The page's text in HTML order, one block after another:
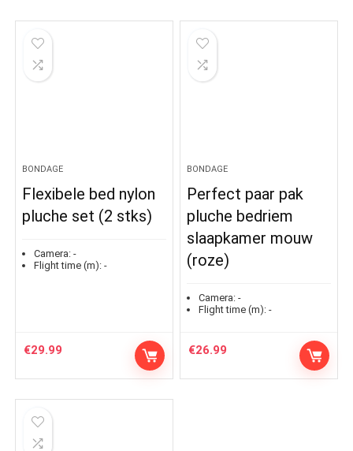
BONDAGE
Flexibele bed nylon
pluche set (2 stks)
Camera: -
Flight time (m): -
€29.99
BONDAGE
Perfect paar pak
pluche bedriem
slaapkamer mouw
(roze)
Camera: -
Flight time (m): -
€26.99